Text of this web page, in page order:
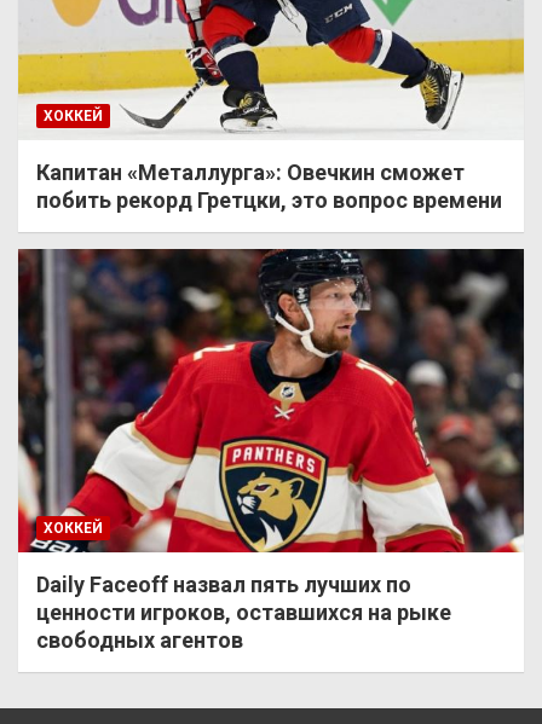
ХОККЕЙ
Капитан «Металлурга»: Овечкин сможет
побить рекорд Гретцки, это вопрос времени
ХОККЕЙ
Daily Faceoff назвал пять лучших по
ценности игроков, оставшихся на рыке
свободных агентов